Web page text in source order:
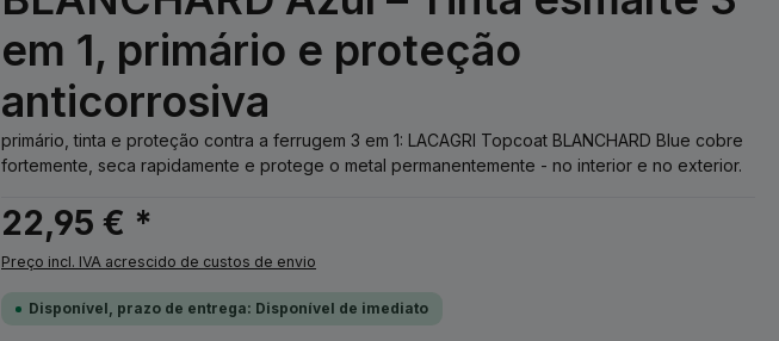
em 1, primário e proteção
anticorrosiva
primário, tinta e proteção contra a ferrugem 3 em 1: LACAGRI Topcoat BLANCHARD Blue cobre
fortemente, seca rapidamente e protege o metal permanentemente - no interior e no exterior.
22,95 € *
Preço incl. IVA acrescido de custos de envio
Disponível, prazo de entrega: Disponível de imediato